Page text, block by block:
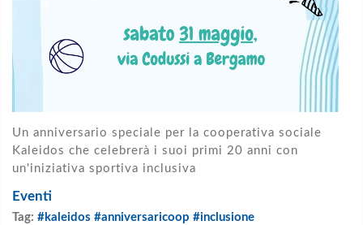
Un anniversario speciale per la cooperativa sociale
Kaleidos che celebrerà i suoi primi 20 anni con
un'iniziativa sportiva inclusiva
Eventi
Tag: #kaleidos #anniversaricoop #inclusione